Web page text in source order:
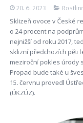
20. 6. 2023
Sklizeň ovoce v České
o 24 procent na
nejnižší od roku 2017,
sklizní předchozích pěti
meziroční pokles úrody
Propad bude také u
15. červnu provedl
(ÚKZÚZ).